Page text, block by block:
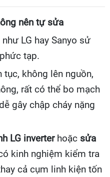
nên tự sửa
LG hay Sanyo sử
tạp.
tục, không lên nguồn,
rất có thể bo mạch
gây chập cháy nặng
LG inverterhoặc sửa
kinh nghiệm kiểm tra
cả cụm linh kiện tốn